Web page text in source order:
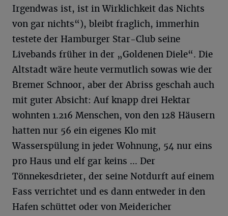
Irgendwas ist, ist in Wirklichkeit das Nichts
von gar nichts“), bleibt fraglich, immerhin
testete der Hamburger Star-Club seine
Livebands früher in der „Goldenen Diele“. Die
Altstadt wäre heute vermutlich sowas wie der
Bremer Schnoor, aber der Abriss geschah auch
mit guter Absicht: Auf knapp drei Hektar
wohnten 1.216 Menschen, von den 128 Häusern
hatten nur 56 ein eigenes Klo mit
Wasserspülung in jeder Wohnung, 54 nur eins
pro Haus und elf gar keins … Der
Tönnekesdrieter, der seine Notdurft auf einem
Fass verrichtet und es dann entweder in den
Hafen schüttet oder von Meidericher